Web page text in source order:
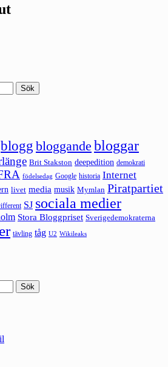
blogg bloggande bloggar
Brit Stakston deepedition demokrati
födelsedag Google historia Internet
livet media musik Mymlan Piratpartiet
SJ sociala medier
Stora Bloggpriset Sverigedemokraterna
tävling tåg U2 Wikileaks